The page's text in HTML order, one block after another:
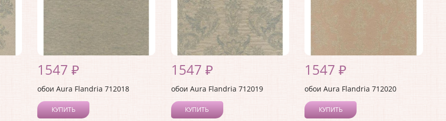
1547 ₽
обои Aura Flandria 712018
КУПИТЬ
1547 ₽
обои Aura Flandria 712019
КУПИТЬ
1547 ₽
обои Aura Flandria 712020
КУПИТЬ